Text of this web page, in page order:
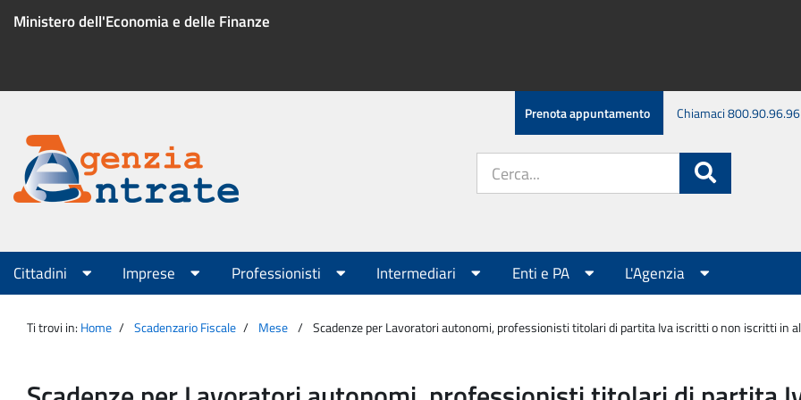
Ministero dell'Economia e delle Finanze
Menu
servizio
Prenota appuntamento Chiamaci 800.90.96.96
Agenzia
Entrate
sito:
Menu
principale
Cittadini Imprese Professionisti Intermediari Enti e PA L'Agenzia
Ti trovi in: Home Scadenzario Fiscale Mese Scadenze per Lavoratori autonomi, professionisti titolari di partita Iva iscritti o non iscritti in